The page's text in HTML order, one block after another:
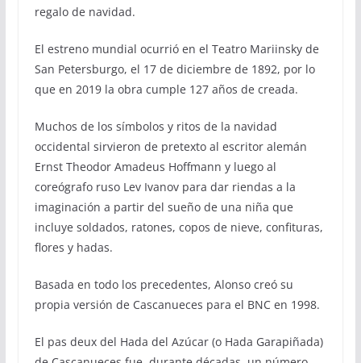
regalo de navidad.
El estreno mundial ocurrió en el Teatro Mariinsky de
San Petersburgo, el 17 de diciembre de 1892, por lo
que en 2019 la obra cumple 127 años de creada.
Muchos de los símbolos y ritos de la navidad
occidental sirvieron de pretexto al escritor alemán
Ernst Theodor Amadeus Hoffmann y luego al
coreógrafo ruso Lev Ivanov para dar riendas a la
imaginación a partir del sueño de una niña que
incluye soldados, ratones, copos de nieve, confituras,
flores y hadas.
Basada en todo los precedentes, Alonso creó su
propia versión de Cascanueces para el BNC en 1998.
El pas deux del Hada del Azúcar (o Hada Garapiñada)